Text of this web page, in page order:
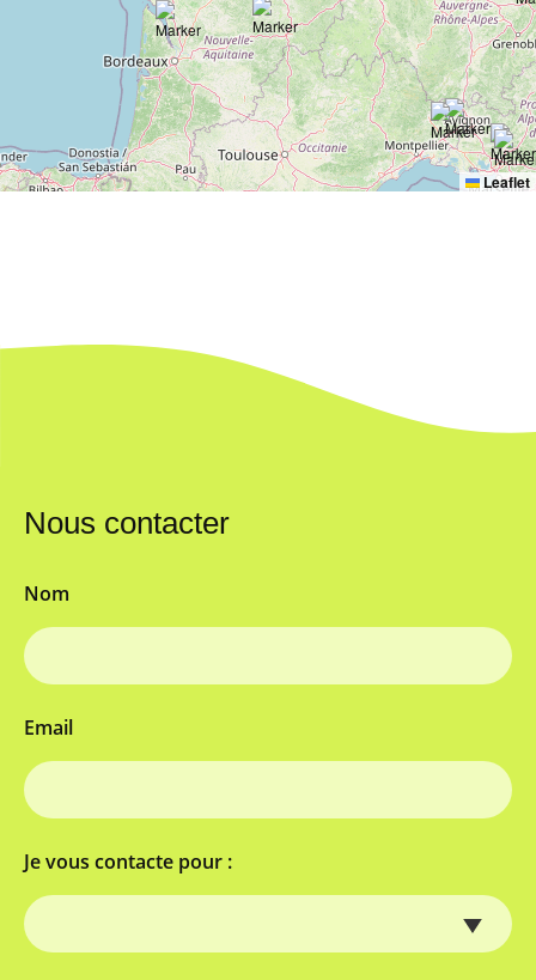
Leaflet
Nous contacter
Nom
Email
Je vous contacte pour :